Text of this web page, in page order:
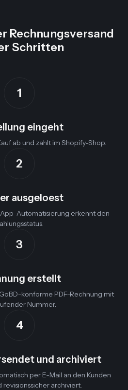
Rechnungsversand
Schritten
1
eingeht
ab und zahlt im Shopify-Shop.
2
ausgeloest
Automatisierung erkennt den
3
erstellt
konforme PDF-Rechnung mit
Nummer.
4
und archiviert
per E-Mail an den Kunden
revisionssicher archiviert.